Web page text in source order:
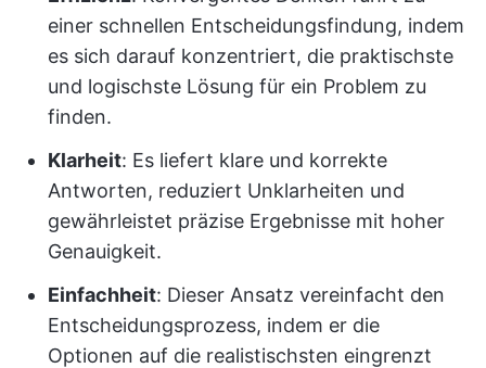
einer schnellen Entscheidungsfindung, indem
es sich darauf konzentriert, die praktischste
und logischste Lösung für ein Problem zu
finden.
Klarheit: Es liefert klare und korrekte
Antworten, reduziert Unklarheiten und
gewährleistet präzise Ergebnisse mit hoher
Genauigkeit.
Einfachheit: Dieser Ansatz vereinfacht den
Entscheidungsprozess, indem er die
Optionen auf die realistischsten eingrenzt